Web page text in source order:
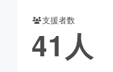
支援者数
41 人